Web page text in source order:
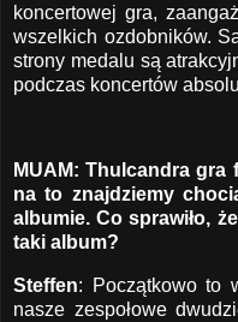
koncertowej gra,
wszelkich ozdobników.
strony medalu są
podczas koncertów
MUAM: Thulcandra gra
na to znajdziemy
albumie. Co sprawiło,
taki album?
Steffen: Początkowo to
nasze zespołowe